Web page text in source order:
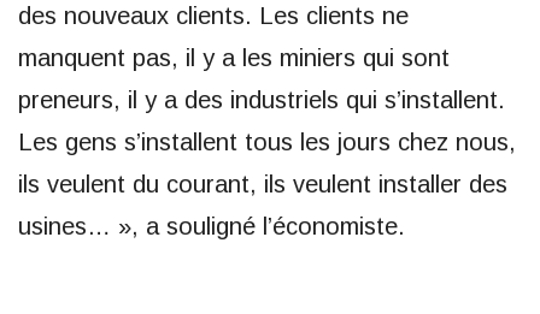
des nouveaux clients. Les clients ne
manquent pas, il y a les miniers qui sont
preneurs, il y a des industriels qui s’installent.
Les gens s’installent tous les jours chez nous,
ils veulent du courant, ils veulent installer des
usines… », a souligné l’économiste.